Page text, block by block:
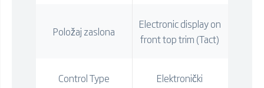
Položaj zaslona
Electronic display on
front top trim (Tact)
Control Type Elektronički